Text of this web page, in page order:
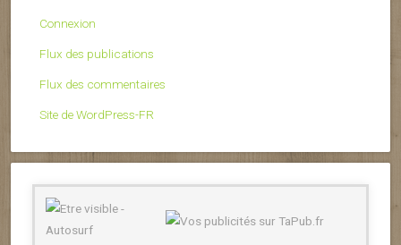
Connexion
Flux des publications
Flux des commentaires
Site de WordPress-FR